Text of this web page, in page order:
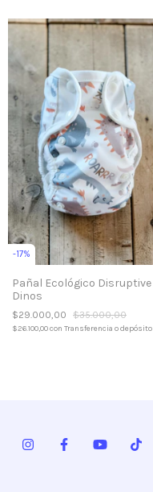
-17%
Pañal Ecológico Disruptive
Dinos
$29.000,00 $35.000,00
$26.100,00con Transferencia o depósito